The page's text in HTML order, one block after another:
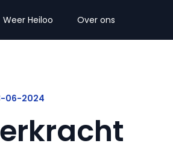
Weer Heiloo Over ons
06-2024